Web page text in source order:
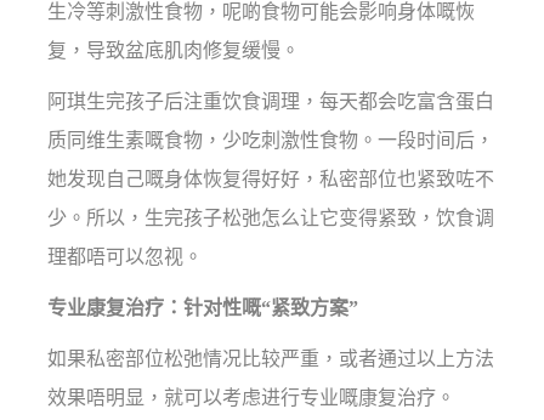
生冷等刺激性食物，呢啲食物可能会影响身体嘅恢
复，导致盆底肌肉修复缓慢。
阿琪生完孩子后注重饮食调理，每天都会吃富含蛋白
质同维生素嘅食物，少吃刺激性食物。一段时间后，
她发现自己嘅身体恢复得好好，私密部位也紧致咗不
少。所以，生完孩子松弛怎么让它变得紧致，饮食调
理都唔可以忽视。
专业康复治疗：针对性嘅“紧致方案”
如果私密部位松弛情况比较严重，或者通过以上方法
效果唔明显，就可以考虑进行专业嘅康复治疗。